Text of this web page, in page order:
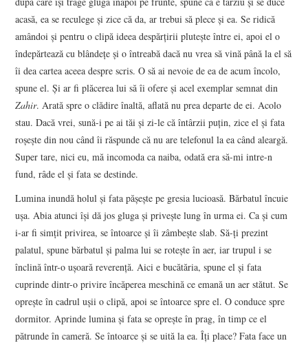
acasă, ea se reculege şi zice că da, ar trebui să plece şi ea. Se ridică
amândoi şi pentru o clipă ideea despărţirii pluteşte între ei, apoi el o
îndepărtează cu blândeţe şi o întreabă dacă nu vrea să vină până la el să
îi dea cartea aceea despre scris. O să ai nevoie de ea de acum încolo,
spune el. Şi ar fi plăcerea lui să îi ofere şi acel exemplar semnat din
Zahir. Arată spre o clădire înaltă, aflată nu prea departe de ei. Acolo
stau. Dacă vrei, sună-i pe ai tăi şi zi-le că întârzii puţin, zice el şi fata
roşeşte din nou când îi răspunde că nu are telefonul la ea când aleargă.
Super tare, nici eu, mă incomoda ca naiba, odată era să-mi intre-n
fund, râde el şi fata se destinde.
Lumina inundă holul şi fata păşeşte pe gresia lucioasă. Bărbatul încuie
uşa. Abia atunci îşi dă jos gluga şi priveşte lung în urma ei. Ca şi cum
i-ar fi simţit privirea, se întoarce şi îi zâmbeşte slab. Să-ţi prezint
palatul, spune bărbatul şi palma lui se roteşte în aer, iar trupul i se
înclină într-o uşoară reverenţă. Aici e bucătăria, spune el şi fata
cuprinde dintr-o privire încăperea meschină ce emană un aer stătut. Se
opreşte în cadrul uşii o clipă, apoi se întoarce spre el. O conduce spre
dormitor. Aprinde lumina şi fata se opreşte în prag, în timp ce el
pătrunde în cameră. Se întoarce şi se uită la ea. Îţi place? Fata face un